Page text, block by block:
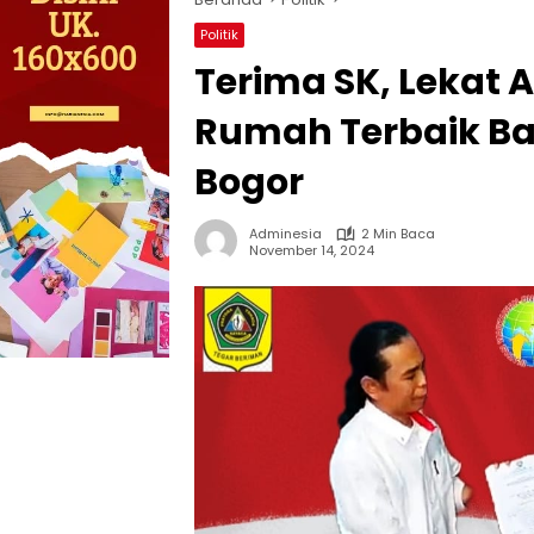
Politik
Terima SK, Lekat
Rumah Terbaik
Bogor
Adminesia
2 Min Baca
November 14, 2024